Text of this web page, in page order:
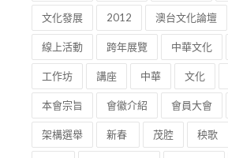
文化發展 2012 澳台文化論壇
線上活動 跨年展覽 中華文化
工作坊 講座 中華 文化
本會宗旨 會徽介紹 會員大會
架構選舉 新春 茂腔 秧歌